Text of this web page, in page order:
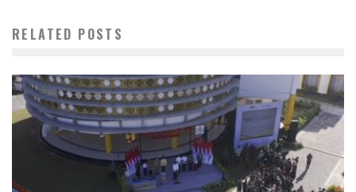
RELATED POSTS